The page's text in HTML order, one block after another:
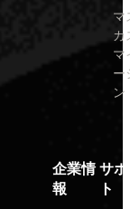
マ
カ
マ
ー
ン
企業情
報
サ
ト